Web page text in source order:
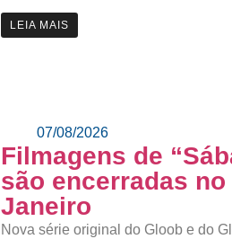
LEIA MAIS
07/08/2026
Filmagens de
são encerradas no
Janeiro
Nova série original do Gloob e do